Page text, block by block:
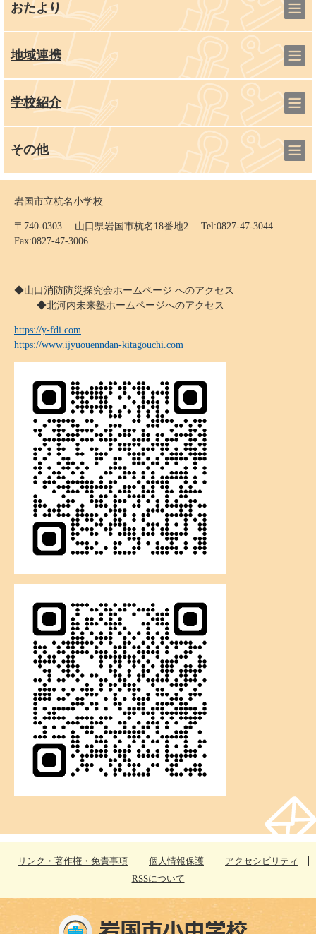
おたより
地域連携
学校紹介
その他
岩国市立杭名小学校
〒740-0303 山口県岩国市杭名18番地2 Tel:0827-47-3044
Fax:0827-47-3006
◆山口消防防災探究会ホームページ へのアクセス
◆北河内未来塾ホームページへのアクセス
https://y-fdi.com
https://www.ijyuouenndan-kitagouchi.com
リンク・著作権・免責事項 個人情報保護
アクセシビリティ
RSSについて